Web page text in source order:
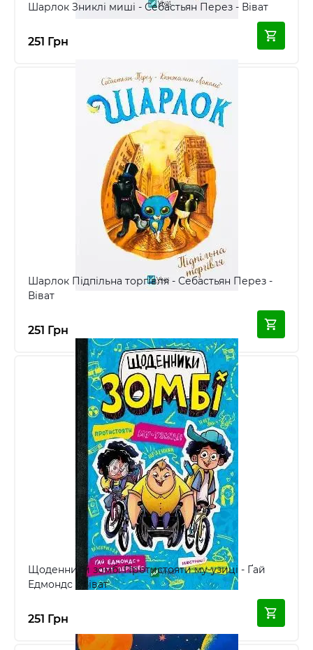
Шарлок Зниклі миші - Себастьян Перез - Віват
251 Грн
Шарлок Підпільна торгівля - Себастьян Перез -
Віват
251 Грн
Щоденники зомбі Протистояти му-узиці - Ґай
Едмондс - Віват
251 Грн